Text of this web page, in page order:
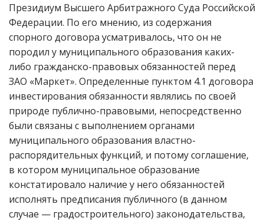
Президиум Высшего Арбитражного Суда Российской
Федерации. По его мнению, из содержания
спорного договора усматривалось, что он не
породил у муниципального образования каких-
либо гражданско-правовых обязанностей перед
ЗАО «Маркет». Определенные пунктом 4.1 договора
инвестирования обязанности являлись по своей
природе публично-правовыми, непосредственно
были связаны с выполнением органами
муниципального образования властно-
распорядительных функций, и потому соглашение,
в котором муниципальное образование
констатировало наличие у него обязанностей
исполнять предписания публичного (в данном
случае — градостроительного) законодательства,